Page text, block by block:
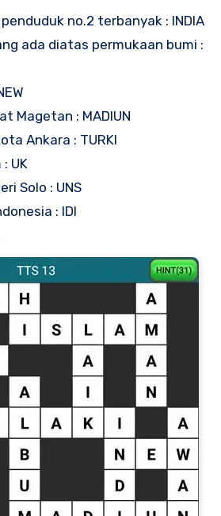
no.2 terbanyak : INDIA
ada diatas permukaan bumi :
Magetan : MADIUN
Ankara : TURKI
UK
Solo : UNS
: IDI